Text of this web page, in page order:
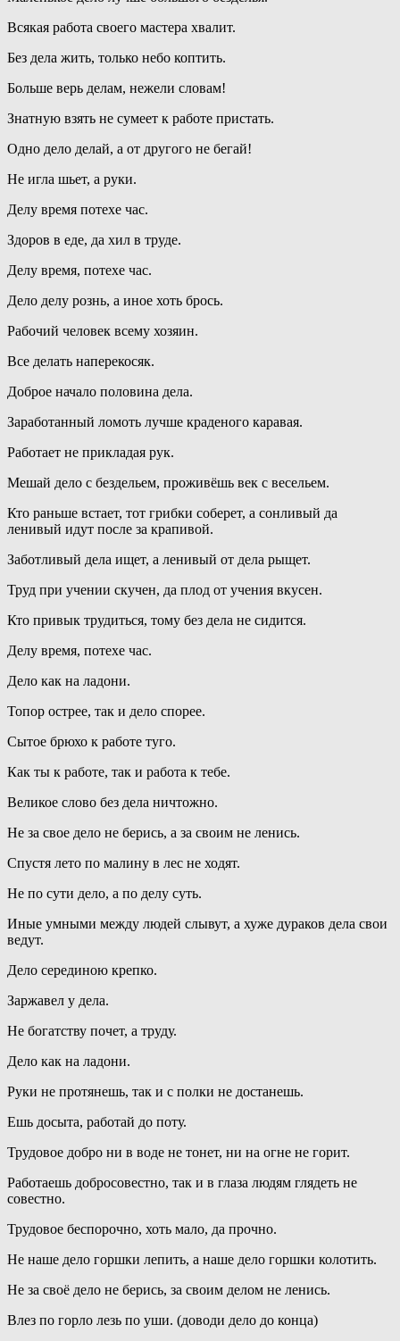
Всякая работа своего мастера хвалит.
Без дела жить, только небо коптить.
Больше верь делам, нежели словам!
Знатную взять не сумеет к работе пристать.
Одно дело делай, а от другого не бегай!
Не игла шьет, а руки.
Делу время потехе час.
Здоров в еде, да хил в труде.
Делу время, потехе час.
Дело делу рознь, а иное хоть брось.
Рабочий человек всему хозяин.
Все делать наперекосяк.
Доброе начало половина дела.
Заработанный ломоть лучше краденого каравая.
Работает не прикладая рук.
Мешай дело с бездельем, проживёшь век с весельем.
Кто раньше встает, тот грибки соберет, а сонливый да
ленивый идут после за крапивой.
Заботливый дела ищет, а ленивый от дела рыщет.
Труд при учении скучен, да плод от учения вкусен.
Кто привык трудиться, тому без дела не сидится.
Делу время, потехе час.
Дело как на ладони.
Топор острее, так и дело спорее.
Сытое брюхо к работе туго.
Как ты к работе, так и работа к тебе.
Великое слово без дела ничтожно.
Не за свое дело не берись, а за своим не ленись.
Спустя лето по малину в лес не ходят.
Не по сути дело, а по делу суть.
Иные умными между людей слывут, а хуже дураков дела свои
ведут.
Дело серединою крепко.
Заржавел у дела.
Не богатству почет, а труду.
Дело как на ладони.
Руки не протянешь, так и с полки не достанешь.
Ешь досыта, работай до поту.
Трудовое добро ни в воде не тонет, ни на огне не горит.
Работаешь добросовестно, так и в глаза людям глядеть не
совестно.
Трудовое беспорочно, хоть мало, да прочно.
Не наше дело горшки лепить, а наше дело горшки колотить.
Не за своё дело не берись, за своим делом не ленись.
Влез по горло лезь по уши. (доводи дело до конца)